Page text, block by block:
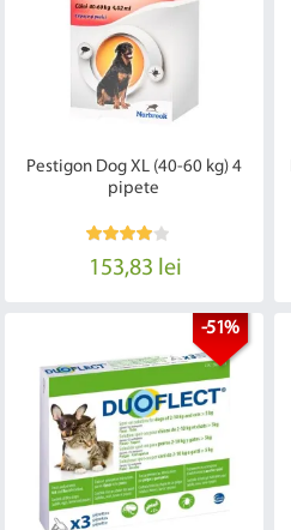
Pestigon Dog XL (40-60 kg) 4
pipete
153,83 lei
-51%